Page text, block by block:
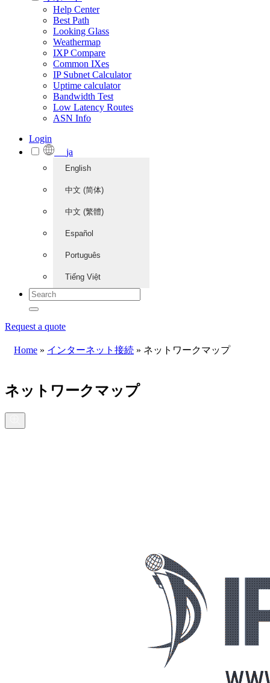
Help Center
Best Path
Looking Glass
Weathermap
IXP Compare
Common IXes
IP Subnet Calculator
Uptime calculator
Bandwidth Test
Low Latency Routes
ASN Info
Login
ja
English
中文 (简体)
中文 (繁體)
Español
Português
Tiếng Việt
Request a quote
Home » インターネット接続 » ネットワークマップ
ネットワークマップ